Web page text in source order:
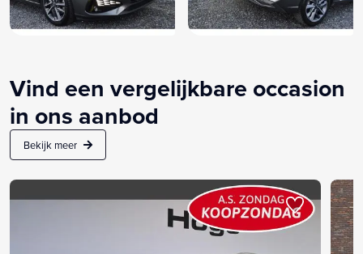
Vind een vergelijkbare occasion
in ons aanbod
Bekijk meer